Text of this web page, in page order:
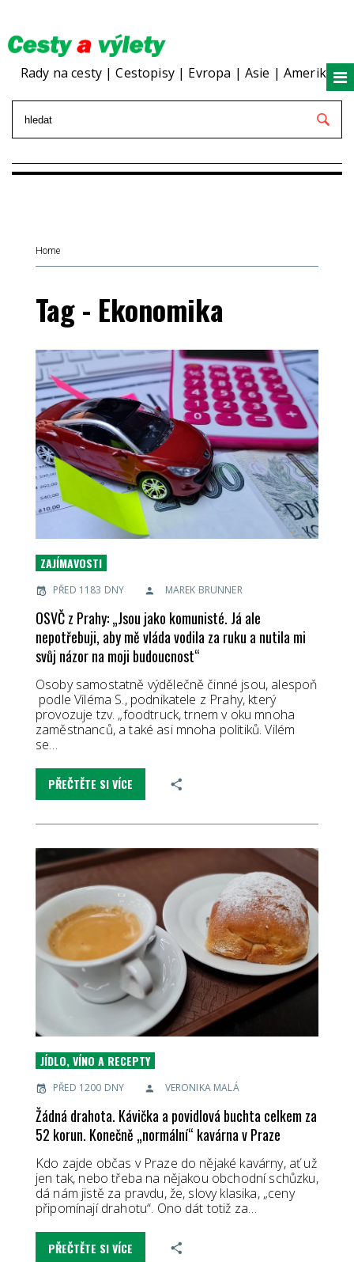
Rady na cesty | Cestopisy | Evropa | Asie | Amerika
Home
Tag - Ekonomika
ZAJÍMAVOSTI
PŘED 1183 DNY MAREK BRUNNER
OSVČ z Prahy: „Jsou jako komunisté. Já ale
nepotřebuji, aby mě vláda vodila za ruku a nutila mi
svůj názor na moji budoucnost“
Osoby samostatně výdělečně činné jsou, alespoň
podle Viléma S., podnikatele z Prahy, který
provozuje tzv. „foodtruck, trnem v oku mnoha
zaměstnanců, a také asi mnoha politiků. Vilém
se…
PŘEČTĚTE SI VÍCE
JÍDLO, VÍNO A RECEPTY
PŘED 1200 DNY VERONIKA MALÁ
Žádná drahota. Kávička a povidlová buchta celkem za
52 korun. Konečně „normální“ kavárna v Praze
Kdo zajde občas v Praze do nějaké kavárny, ať už
jen tak, nebo třeba na nějakou obchodní schůzku,
dá nám jistě za pravdu, že, slovy klasika, „ceny
připomínají drahotu“. Ono dát totiž za…
PŘEČTĚTE SI VÍCE